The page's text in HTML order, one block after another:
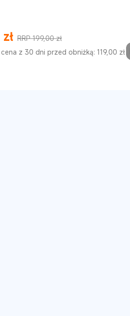
zł
zł99
RRP 199,00 zł
199,00 zł
z 30 dni przed obniżką: 119,00 zł